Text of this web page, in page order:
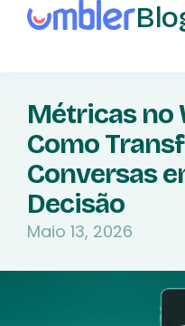
Métricas no
Como
Conversas
Decisão
Maio 13, 2026